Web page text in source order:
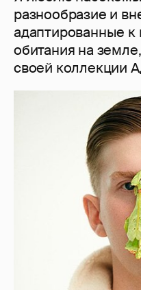
разнообразие и
адаптированные
обитания на
своей коллекции